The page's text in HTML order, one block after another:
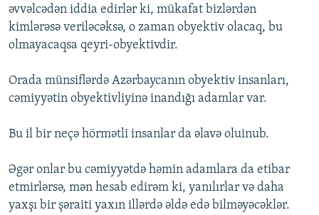
əvvəlcədən iddia edirlər ki, mükafat bizlərdən
kimlərəsə veriləcəksə, o zaman obyektiv olacaq, bu
olmayacaqsa qeyri-obyektivdir.
Orada münsiflərdə Azərbaycanın obyektiv insanları,
cəmiyyətin obyektivliyinə inandığı adamlar var.
Bu il bir neçə hörmətli insanlar da əlavə oluinub.
Əgər onlar bu cəmiyyətdə həmin adamlara da etibar
etmirlərsə, mən hesab edirəm ki, yanılırlar və daha
yaxşı bir şəraiti yaxın illərdə əldə edə bilməyəcəklər.